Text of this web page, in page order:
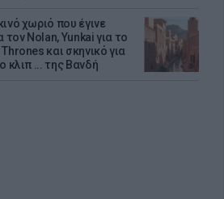
χωριό που έγινε
τον Nolan, Yunkai για το
και σκηνικό για
κλιπ ... της Βανδή